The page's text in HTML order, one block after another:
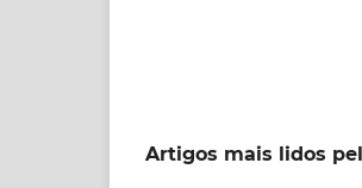
Artigos mais lidos